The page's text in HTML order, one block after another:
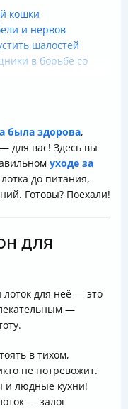
кошки
и нервов
шалостей
в борьбе со
больше блеска
кошки
за кошкой
была здорова,
для вас! Здесь вы
уходе за
до питания,
Готовы? Поехали!
для
для неё — это
—
в тихом,
не потревожит.
и людные кухни!
— залог